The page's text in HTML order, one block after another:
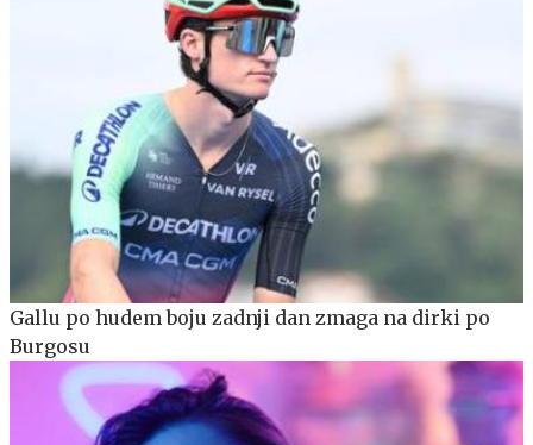
Gallu po hudem boju zadnji dan zmaga na dirki po
Burgosu